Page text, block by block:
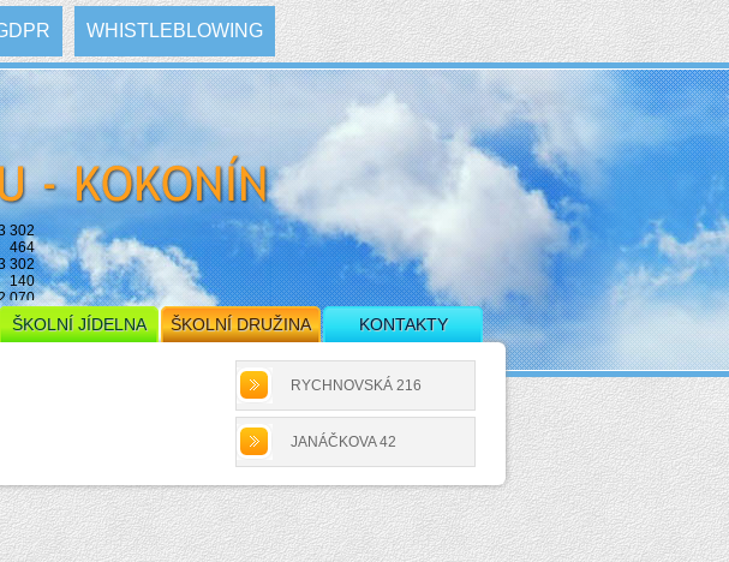
RYCHNOVSKÁ 216
JANÁČKOVA 42
WHISTLEBLOWING
302
464
302
140
070
ŠKOLNÍ JÍDELNA ŠKOLNÍ DRUŽINA KONTAKTY